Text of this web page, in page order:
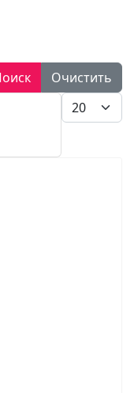
Очистить
Кол-во